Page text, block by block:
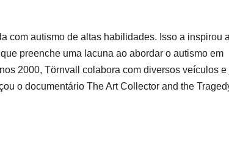
com autismo de altas habilidades. Isso a inspirou
preenche uma lacuna ao abordar o autismo em
2000, Törnvall colabora com diversos veículos e
o documentário The Art Collector and the